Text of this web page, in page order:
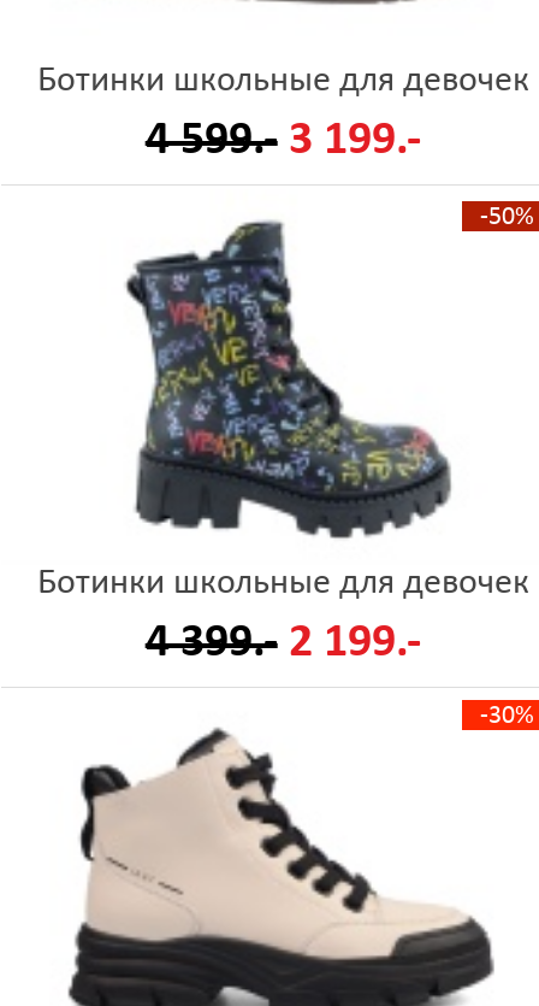
Ботинки школьные для девочек
4 599.- 3 199.-
-50%
Ботинки школьные для девочек
4 399.- 2 199.-
-30%